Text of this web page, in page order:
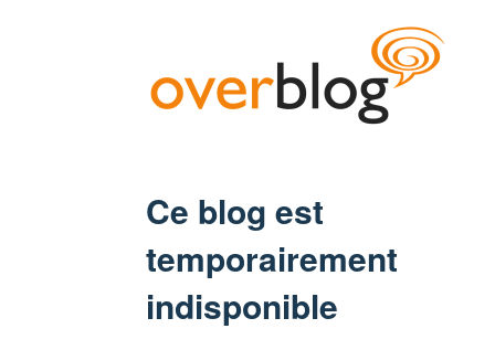
Ce blog est
temporairement
indisponible